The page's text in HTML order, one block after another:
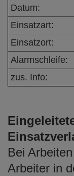
Datum:
Einsatzart:
Einsatzort:
Alarmschleife:
zus. Info:
Bei
Arbeiter in